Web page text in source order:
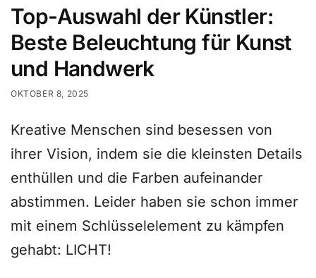
Top-Auswahl der Künstler:
Beste Beleuchtung für Kunst
und Handwerk
OKTOBER 8, 2025
Kreative Menschen sind besessen von
ihrer Vision, indem sie die kleinsten Details
enthüllen und die Farben aufeinander
abstimmen. Leider haben sie schon immer
mit einem Schlüsselelement zu kämpfen
gehabt: LICHT!